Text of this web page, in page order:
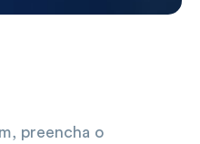
preencha o